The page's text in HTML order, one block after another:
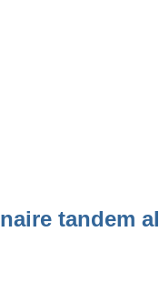
tandem